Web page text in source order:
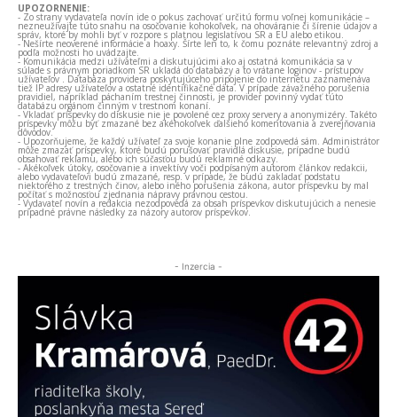
UPOZORNENIE:
- Zo strany vydavateľa novín ide o pokus zachovať určitú formu voľnej komunikácie –
nezneužívajte túto snahu na osočovanie kohokoľvek, na ohováranie či šírenie údajov a
správ, ktoré by mohli byť v rozpore s platnou legislatívou SR a EÚ alebo etikou.
- Nešírte neoverené informácie a hoaxy. Šírte len to, k čomu poznáte relevantný zdroj a
podľa možnosti ho uvádzajte.
- Komunikácia medzi užívateľmi a diskutujúcimi ako aj ostatná komunikácia sa v
súlade s právnym poriadkom SR ukladá do databázy a to vrátane loginov - prístupov
užívateľov . Databáza providera poskytujúceho pripojenie do internetu zaznamenáva
tiež IP adresy užívateľov a ostatné identifikačné dáta. V prípade závažného porušenia
pravidiel, napríklad páchaním trestnej činnosti, je provider povinný vydať túto
databázu orgánom činným v trestnom konaní.
- Vkladať príspevky do diskusie nie je povolené cez proxy servery a anonymizéry. Takéto
príspevky môžu byť zmazané bez akéhokoľvek ďalšieho komentovania a zverejňovania
dôvodov.
- Upozorňujeme, že každý užívateľ za svoje konanie plne zodpovedá sám. Administrátor
môže zmazať príspevky, ktoré budú porušovať pravidlá diskusie, prípadne budú
obsahovať reklamu, alebo ich súčasťou budú reklamné odkazy.
- Akékoľvek útoky, osočovanie a invektívy voči podpísaným autorom článkov redakcii,
alebo vydavateľovi budú zmazané, resp. v prípade, že budú zakladať podstatu
niektorého z trestných činov, alebo iného porušenia zákona, autor príspevku by mal
počítať s možnosťou zjednania nápravy právnou cestou.
- Vydavateľ novín a redakcia nezodpovedá za obsah príspevkov diskutujúcich a nenesie
prípadné právne následky za názory autorov príspevkov.
- Inzercia -